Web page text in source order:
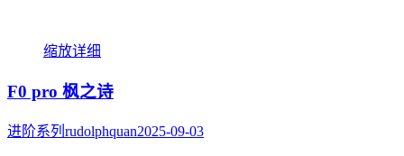
缩放详细
F0 pro 枫之诗
进阶系列 rudolphquan2025-09-03